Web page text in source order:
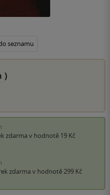
seznamu
)
zdarma v hodnotě 19 Kč
zdarma v hodnotě 299 Kč